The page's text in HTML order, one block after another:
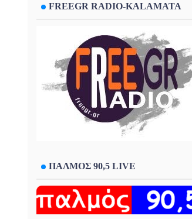
FREEGR RADIO-KALAMATA
ΠΑΛΜΟΣ 90,5 LIVE